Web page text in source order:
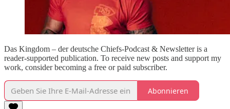
Das Kingdom – der deutsche Chiefs-Podcast & Newsletter is a
reader-supported publication. To receive new posts and support my
work, consider becoming a free or paid subscriber.
Abonnieren